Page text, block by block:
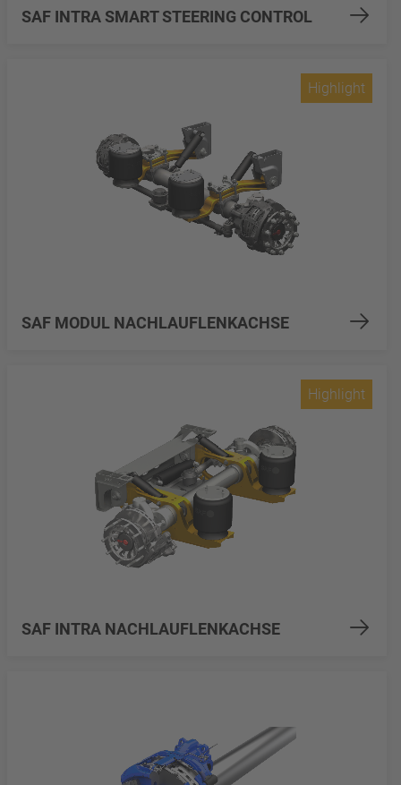
SAF INTRA SMART STEERING CONTROL
SAF MODUL NACHLAUFLENKACHSE
Highlight
SAF INTRA NACHLAUFLENKACHSE
Highlight